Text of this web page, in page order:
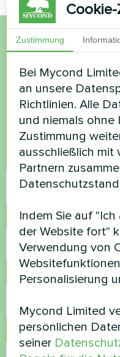
Möchten
haben Sie
Kontaktieren Sie
helfen
Name
Rufnummer
E-Mail
Kommentar
Zustimmung
Bei Mycond
an unsere
Richtlinien. Alle
und niemals ohne
Zustimmung
ausschließlich mit
Partnern
Indem Sie auf
der Website fort"
Verwendung von
Personalisierung
Mycond Limited
persönlichen
seiner